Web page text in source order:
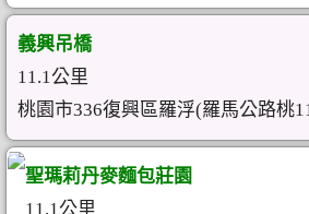
義興吊橋
11.1公里
桃園市336復興區羅浮(羅馬公路桃
聖瑪莉丹麥麵包莊園
11.1公里